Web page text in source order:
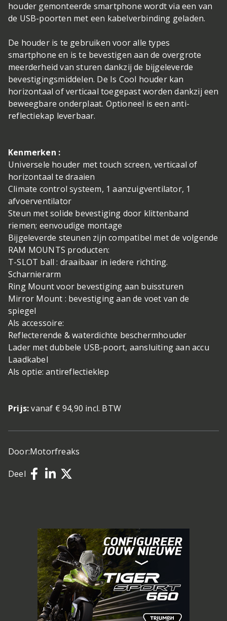
houder gemonteerde smartphone wordt via een van
de USB-poorten met een kabelverbinding geladen.
De houder is te gebruiken voor alle types
smartphone en is te bevestigen aan de overgrote
meerderheid van sturen dankzij de bijgeleverde
bevestigingsmiddelen. De Is Cool houder kan
horizontaal of verticaal toegepast worden dankzij een
beweegbare onderplaat. Optioneel is een anti-
reflectiekap leverbaar.
Kenmerken :
Universele houder met touch screen, verticaal of
horizontaal te draaien
Climate control systeem, 1 aanzuigventilator, 1
afvoerventilator
Steun met solide bevestiging door klittenband
riemen; eenvoudige montage
Bijgeleverde steunen zijn compatibel met de volgende
RAM MOUNTS producten:
T-SLOT ball : draaibaar in iedere richting.
Scharnierarm
Ring Mount voor bevestiging aan buissturen
Mirror Mount : bevestiging aan de voet van de
spiegel
Als accessoire:
Reflecterende & waterdichte beschermhouder
Lader met dubbele USB-poort, aansluiting aan accu
Laadkabel
Als optie: antireflectieklep
Prijs:vanaf € 94,90 incl. BTW
Door:Motorfreaks
Deel